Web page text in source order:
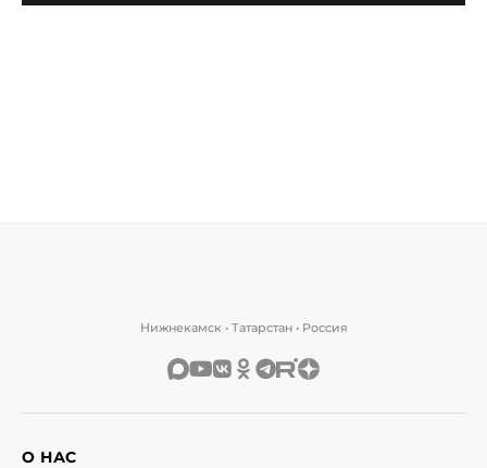
Нижнекамск • Татарстан • Россия
О НАС